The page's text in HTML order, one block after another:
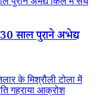
साल पुराने अभेद्य
के मिश्रौली टोला में
गहराया आक्रोश